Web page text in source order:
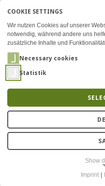
Zum Inhalt
Girls'Day
Girls'Day
die vernetzte
COOKIE SETTINGS
Wir nutzen Cookies auf unserer
notwendig, während andere uns
zusätzliche Inhalte und
Necessary cookies
Statistik
Show
Imprint |